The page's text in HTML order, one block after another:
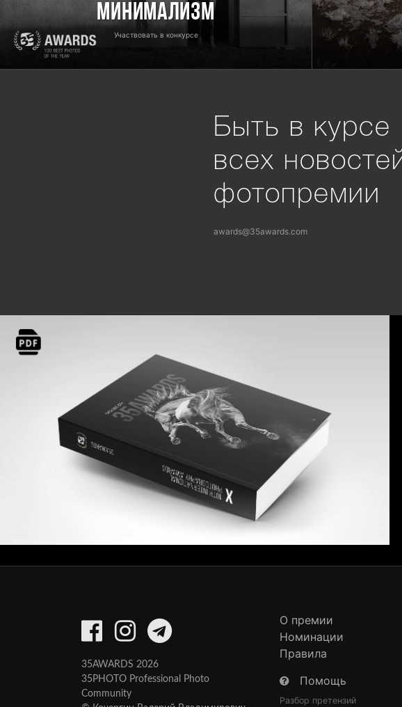
минимализм
Участвовать в конкурсе
Быть в курсе
всех
фотопремии
awards@35awards.com
35AWARDS 2026
35PHOTO Professional Photo
Community
О премии
Номинации
Правила
Помощь
Разбор претензий